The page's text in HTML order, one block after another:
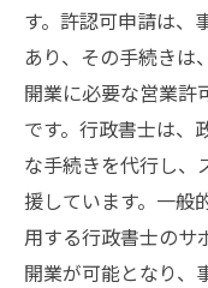
す。許認可申請は、
あり、その手続きは
開業に必要な営業許
です。行政書士は、
な手続きを代行し、
援しています。一般
用する行政書士のサ
開業が可能となり、